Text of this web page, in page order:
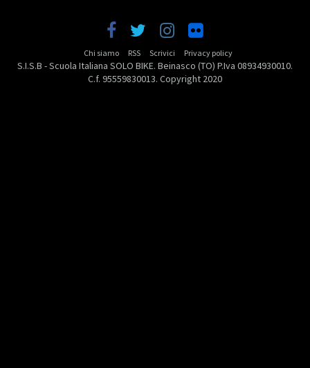
Chi siamo RSS Scrivici Privacy policy
S.I.S.B - Scuola Italiana SOLO BIKE. Beinasco (TO) P.Iva 08934930010.
C.f. 95559830013. Copyright 2020